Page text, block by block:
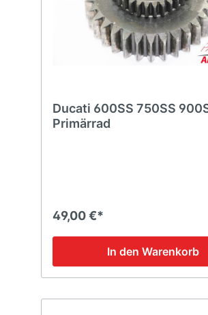
Ducati 600SS 750SS
Primärrad
49,00 €*
In den Warenkorb